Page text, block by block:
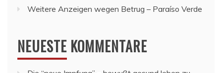
Weitere Anzeigen wegen Betrug – Paraíso Verde
NEUESTE KOMMENTARE